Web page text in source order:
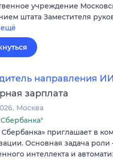
учреждение
штата Заместителя
ещё
направления
зарплата
Москва
приглашает в
Основная задача
интеллекта и